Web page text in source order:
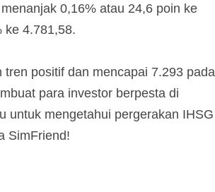
0,16% atau 24,6 poin ke
ke 4.781,58.
positif dan mencapai 7.293 pada
para investor berpesta di
untuk mengetahui pergerakan IHSG
SimFriend!